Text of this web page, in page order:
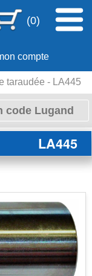
(0)
compte
taraudée - LA445
LA445